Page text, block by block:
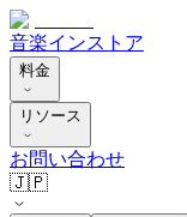
音楽インストア
料金
リソース
お問い合わせ
🇯🇵